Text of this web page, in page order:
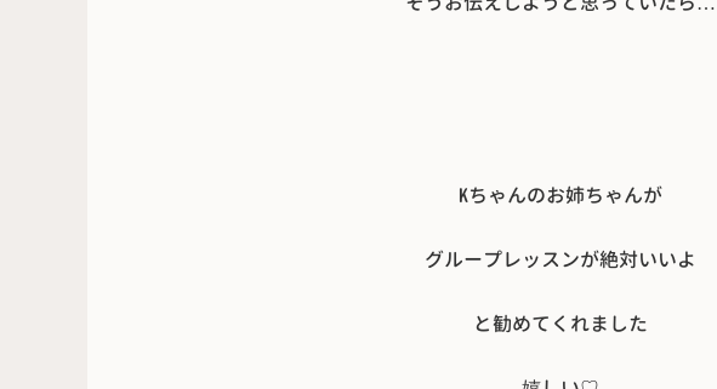
Kちゃんのお姉ちゃんが
グループレッスンが絶対いいよ
と勧めてくれました